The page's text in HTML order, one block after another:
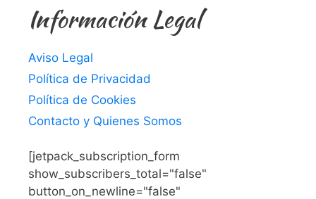
Información Legal
Aviso Legal
Política de Privacidad
Política de Cookies
Contacto y Quienes Somos
[jetpack_subscription_form
show_subscribers_total="false"
button_on_newline="false"